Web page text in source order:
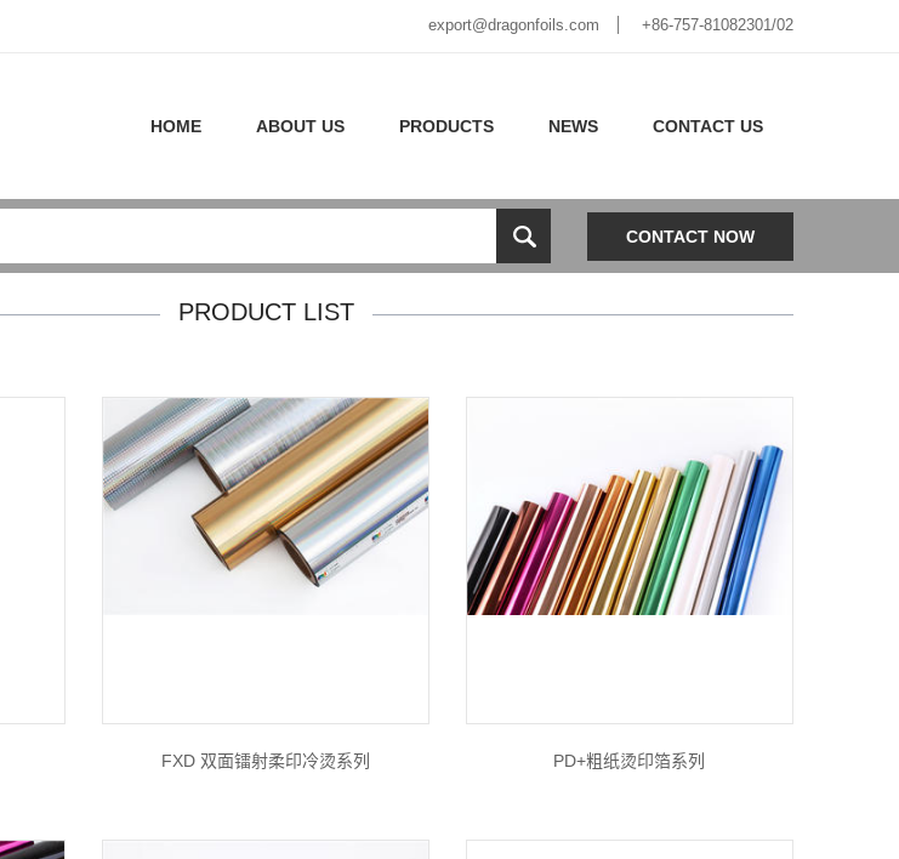
export@dragonfoils.com +86-757-81082301/02
HOME ABOUT US PRODUCTS NEWS CONTACT US
CONTACT NOW
PRODUCT LIST
FXD 双面镭射柔印冷烫系列 PD+粗纸烫印箔系列